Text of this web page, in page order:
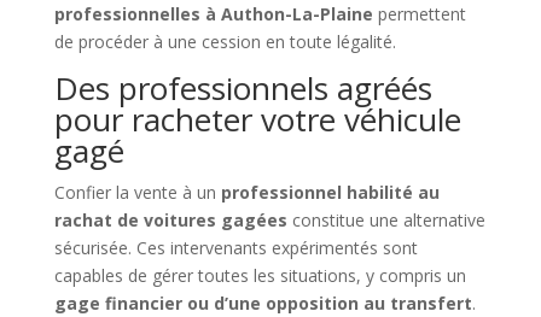
professionnelles à Authon-La-Plaine permettent
de procéder à une cession en toute légalité.
Des professionnels agréés
pour racheter votre véhicule
gagé
Confier la vente à un professionnel habilité au
rachat de voitures gagées constitue une alternative
sécurisée. Ces intervenants expérimentés sont
capables de gérer toutes les situations, y compris un
gage financier ou d’une opposition au transfert.